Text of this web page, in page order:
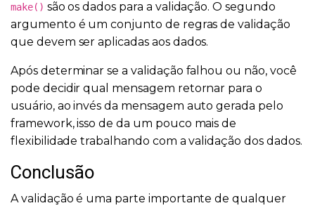
make() são os dados para a validação. O segundo
argumento é um conjunto de regras de validação
que devem ser aplicadas aos dados.
Após determinar se a validação falhou ou não, você
pode decidir qual mensagem retornar para o
usuário, ao invés da mensagem auto gerada pelo
framework, isso de da um pouco mais de
flexibilidade trabalhando com a validação dos dados.
Conclusão
A validação é uma parte importante de qualquer